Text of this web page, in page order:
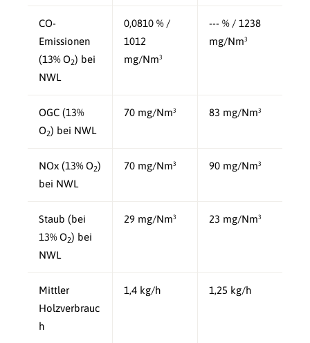
CO-
Emissionen
(13% O2) bei
NWL
0,0810 % /
1012
mg/Nm³
--- % / 1238
mg/Nm³
OGC (13%
O2) bei NWL
70 mg/Nm³ 83 mg/Nm³
NOx (13% O2)
bei NWL
70 mg/Nm³ 90 mg/Nm³
Staub (bei
13% O2) bei
NWL
29 mg/Nm³ 23 mg/Nm³
Mittler
Holzverbrauc
h
1,4 kg/h 1,25 kg/h